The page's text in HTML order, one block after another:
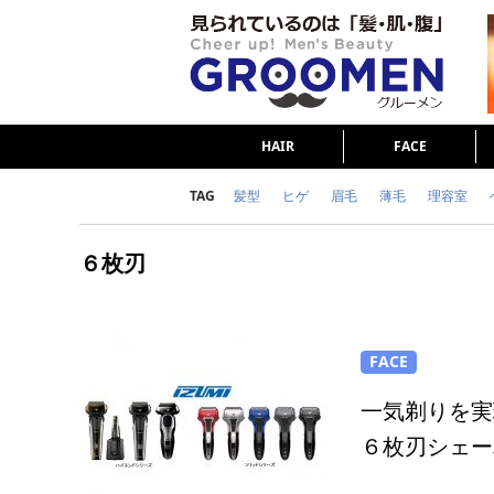
HAIR FACE
TAG 髪型 ヒゲ 眉毛 薄毛 理容室
６枚刃
FACE
一気剃りを
６枚刃シェ